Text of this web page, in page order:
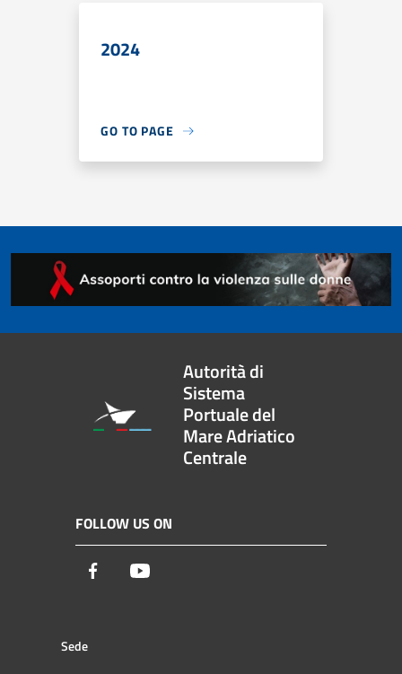
2024
GO TO PAGE
Autorità di
Sistema
Portuale del
Mare Adriatico
Centrale
FOLLOW US ON
Facebook
Sede